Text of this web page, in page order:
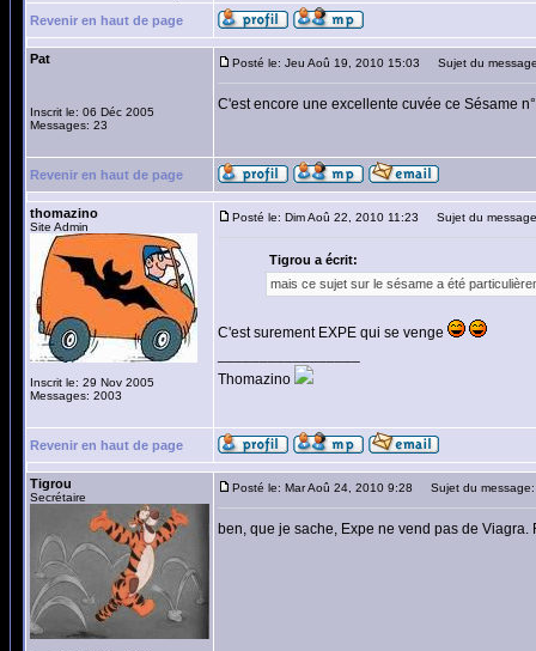
Revenir en haut de page
Pat
Inscrit le: 06 Déc 2005
Messages: 23
Posté le: Jeu Aoû 19, 2010 15:03 Sujet du
C'est encore une excellente cuvée ce Sésame
Revenir en haut de page
thomazino
Site Admin
Inscrit le: 29 Nov 2005
Messages: 2003
Posté le: Dim Aoû 22, 2010 11:23 Sujet du
Tigrou a écrit:
mais ce sujet sur le sésame a été
C'est surement EXPE qui se venge
Thomazino
Revenir en haut de page
Tigrou
Secrétaire
Posté le: Mar Aoû 24, 2010 9:28 Sujet du message:
ben, que je sache, Expe ne vend pas de